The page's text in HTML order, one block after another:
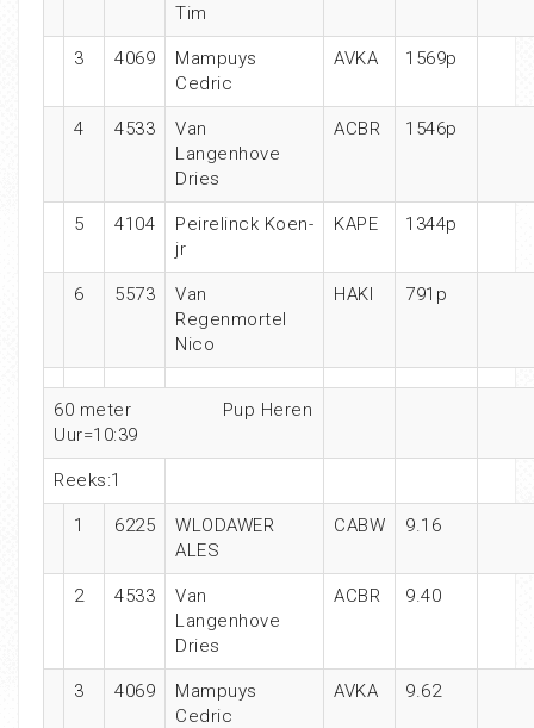
Tim
3 4069
Mampuys
Cedric
AVKA 1569p
4 4533
Van
Langenhove
Dries
ACBR 1546p
5 4104
Peirelinck Koen-
jr
KAPE 1344p
6 5573
Van
Regenmortel
Nico
HAKI 791p
60 meter Pup Heren
Uur=10:39
Reeks:1
1 6225
WLODAWER
ALES
CABW 9.16
2 4533
Van
Langenhove
Dries
ACBR 9.40
3 4069
Mampuys
Cedric
AVKA 9.62